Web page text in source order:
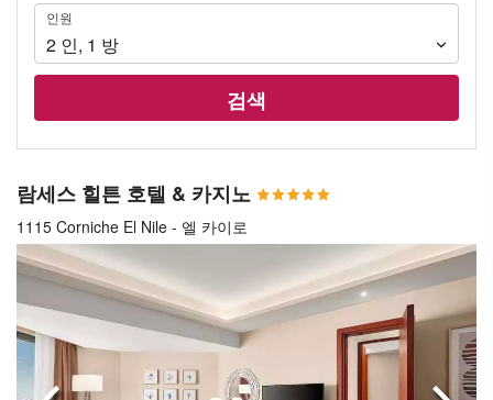
인
원
인원
2 인, 1 방
검색
람세스 힐튼 호텔 & 카지노
1115 Corniche El Nile - 엘 카이로